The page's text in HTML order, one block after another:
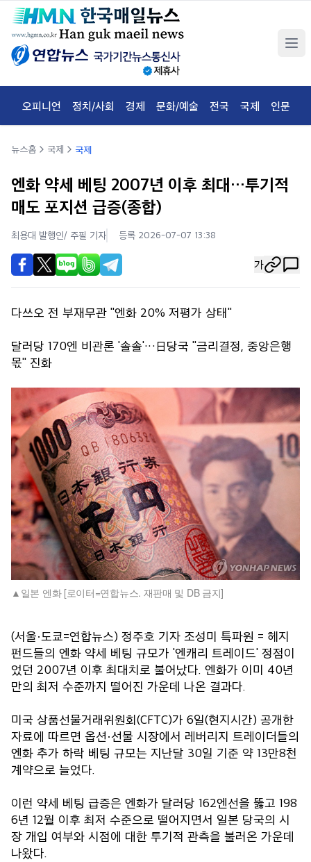
오피니언 정치/사회 경제 문화/예술 전국 국제 인문
뉴스홈 국제 국제
엔화 약세 베팅 2007년 이후 최대…투기적
매도 포지션 급증(종합)
최용대 발행인/ 주필 기자 등록 2026-07-07 13:38
가
다쓰오 전 부재무관 "엔화 20% 저평가 상태"
달러당 170엔 비관론 '솔솔'…日당국 "금리결정, 중앙은행
몫" 진화
일본 엔화 [로이터=연합뉴스. 재판매 및 DB 금지]
(서울·도쿄=연합뉴스) 정주호 기자 조성미 특파원 = 헤지
펀드들의 엔화 약세 베팅 규모가 '엔캐리 트레이드' 정점이
었던 2007년 이후 최대치로 불어났다. 엔화가 이미 40년
만의 최저 수준까지 떨어진 가운데 나온 결과다.
미국 상품선물거래위원회(CFTC)가 6일(현지시간) 공개한
자료에 따르면 옵션·선물 시장에서 레버리지 트레이더들의
엔화 추가 하락 베팅 규모는 지난달 30일 기준 약 13만8천
계약으로 늘었다.
이런 약세 베팅 급증은 엔화가 달러당 162엔선을 뚫고 198
6년 12월 이후 최저 수준으로 떨어지면서 일본 당국의 시
장 개입 여부와 시점에 대한 투기적 관측을 불러온 가운데
나왔다.